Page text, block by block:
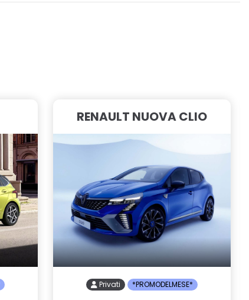
RENAULT NUOVA CLIO
Privati *PROMODELMESE*